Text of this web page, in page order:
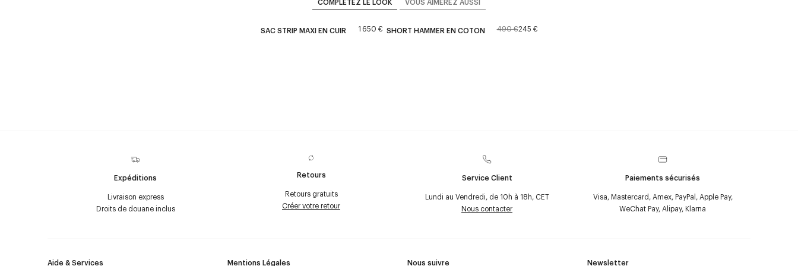
SAC STRIP MAXI EN CUIR 1 650 € SHORT HAMMER EN COTON 490 €245 €
Expéditions
Livraison express
Droits de douane inclus
Retours
Retours gratuits
Créer votre retour
Service Client
Lundi au Vendredi, de 10h à 18h, CET
Nous contacter
Paiements sécurisés
Visa, Mastercard, Amex, PayPal, Apple Pay,
WeChat Pay, Alipay, Klarna
Aide & Services Mentions Légales Nous suivre Newsletter